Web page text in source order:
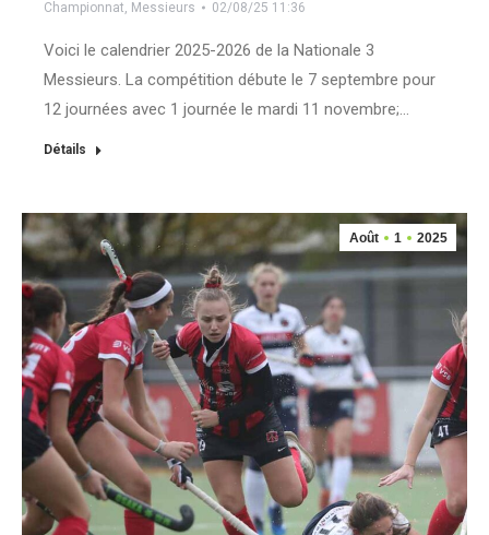
Championnat, Messieurs 02/08/25 11:36
Voici le calendrier 2025-2026 de la Nationale 3
Messieurs. La compétition débute le 7 septembre pour
12 journées avec 1 journée le mardi 11 novembre;…
Détails
Août 1 2025